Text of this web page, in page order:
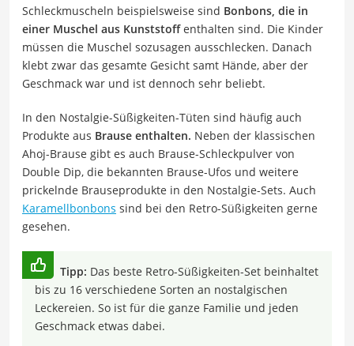
Schleckmuscheln beispielsweise sind Bonbons, die in
einer Muschel aus Kunststoffenthalten sind. Die Kinder
müssen die Muschel sozusagen ausschlecken. Danach
klebt zwar das gesamte Gesicht samt Hände, aber der
Geschmack war und ist dennoch sehr beliebt.
In den Nostalgie-Süßigkeiten-Tüten sind häufig auch
Produkte aus Brause enthalten. Neben der klassischen
Ahoj-Brause gibt es auch Brause-Schleckpulver von
Double Dip, die bekannten Brause-Ufos und weitere
prickelnde Brauseprodukte in den Nostalgie-Sets. Auch
Karamellbonbons sind bei den Retro-Süßigkeiten gerne
gesehen.
Tipp: Das beste Retro-Süßigkeiten-Set beinhaltet
bis zu 16 verschiedene Sorten an nostalgischen
Leckereien. So ist für die ganze Familie und jeden
Geschmack etwas dabei.